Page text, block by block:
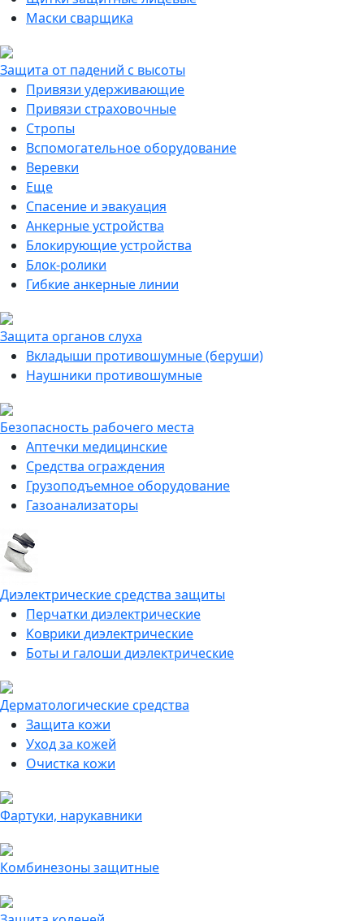
Маски сварщика
Защита от падений с высоты
Привязи удерживающие
Привязи страховочные
Стропы
Вспомогательное оборудование
Веревки
Еще
Спасение и эвакуация
Анкерные устройства
Блокирующие устройства
Блок-ролики
Гибкие анкерные линии
Защита органов слуха
Вкладыши противошумные (беруши)
Наушники противошумные
Безопасность рабочего места
Аптечки медицинские
Средства ограждения
Грузоподъемное оборудование
Газоанализаторы
Диэлектрические средства защиты
Перчатки диэлектрические
Коврики диэлектрические
Боты и галоши диэлектрические
Дерматологические средства
Защита кожи
Уход за кожей
Очистка кожи
Фартуки, нарукавники
Комбинезоны защитные